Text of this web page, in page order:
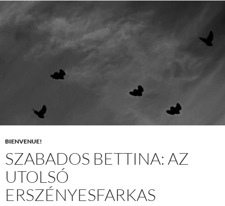
BIENVENUE!
SZABADOS BETTINA: AZ
UTOLSÓ
ERSZÉNYESFARKAS